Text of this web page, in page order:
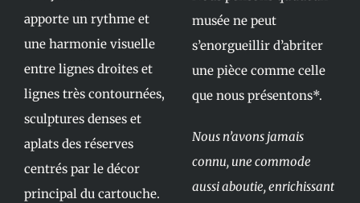
apporte un rythme et
une harmonie visuelle
entre lignes droites et
lignes très contournées,
sculptures denses et
aplats des réserves
centrés par le décor
principal du cartouche.
musée ne peut
s’enorgueillir d’abriter
une pièce comme celle
que nous présentons*.
Nous n’avons jamais
connu, une commode
aussi aboutie, enrichissant